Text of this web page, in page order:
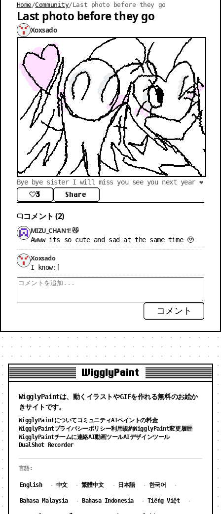
Home /Community/Last photo before they go
Last photo before they go
Xoxsado
Bye bye sister I will miss you see you next year ❤️
3 Share
コメント (2)
MIZU_CHAN1! 😼
Awww its so cute and sad at the same time 🥹
Xoxsado
I know:[
コメント
WigglyPaint
WigglyPaintは、動くイラストやGIFを作れる無料のお絵か
きサイトです。
WigglyPaintについてコミュニティAIペイントの料金
WigglyPaintプライバシーポリシー利用規約WigglyPaint変更履歴
WigglyPaintチームに連絡AI動画ツールAIデザインツール
DualShot Recorder
言語:
English · 中文 · 繁體中文 · 日本語 · 한국어 ·
Bahasa Malaysia · Bahasa Indonesia · Tiếng Việt ·